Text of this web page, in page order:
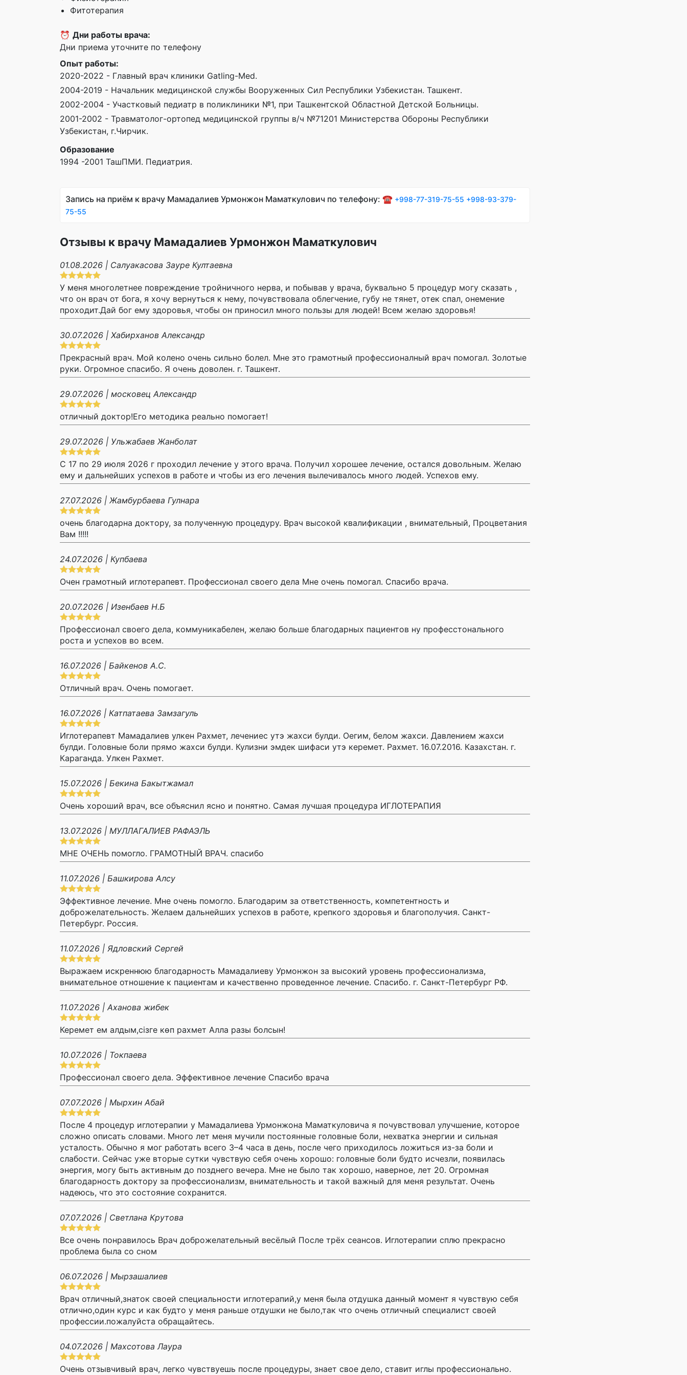
Фитотерапия
⏰ Дни работы врача:
Дни приема уточните по телефону
Опыт работы:
2020-2022 - Главный врач клиники Gatling-Med.
2004-2019 - Начальник медицинской службы Вооруженных Сил Республики Узбекистан. Ташкент.
2002-2004 - Участковый педиатр в поликлиники №1, при Ташкентской Областной Детской Больницы.
2001-2002 - Травматолог-ортопед медицинской группы в/ч №71201 Министерства Обороны Республики
Узбекистан, г.Чирчик.
Образование
1994 -2001 ТашПМИ. Педиатрия.
Запись на приём к врачу Мамадалиев Урмонжон Маматкулович по телефону: ☎️ +998-77-319-75-55 +998-93-379-
75-55
Отзывы к врачу Мамадалиев Урмонжон Маматкулович
01.08.2026 | Салуакасова Зауре Култаевна
У меня многолетнее повреждение тройничного нерва, и побывав у врача, буквально 5 процедур могу сказать ,
что он врач от бога, я хочу вернуться к нему, почувствовала облегчение, губу не тянет, отек спал, онемение
проходит.Дай бог ему здоровья, чтобы он приносил много пользы для людей! Всем желаю здоровья!
30.07.2026 | Хабирханов Александр
Прекрасный врач. Мой колено очень сильно болел. Мне это грамотный профессионалный врач помогал. Золотые
руки. Огромное спасибо. Я очень доволен. г. Ташкент.
29.07.2026 | московец Александр
отличный доктор!Его методика реально помогает!
29.07.2026 | Ульжабаев Жанболат
С 17 по 29 июля 2026 г проходил лечение у этого врача. Получил хорошее лечение, остался довольным. Желаю
ему и дальнейших успехов в работе и чтобы из его лечения вылечивалось много людей. Успехов ему.
27.07.2026 | Жамбурбаева Гулнара
очень благодарна доктору, за полученную процедуру. Врач высокой квалификации , внимательный, Процветания
Вам !!!!!
24.07.2026 | Купбаева
Очен грамотный иглотерапевт. Профессионал своего дела Мне очень помогал. Спасибо врача.
20.07.2026 | Изенбаев Н.Б
Профессионал своего дела, коммуникабелен, желаю больше благодарных пациентов ну професстонального
роста и успехов во всем.
16.07.2026 | Байкенов А.С.
Отличный врач. Очень помогает.
16.07.2026 | Катпатаева Замзагуль
Иглотерапевт Мамадалиев улкен Рахмет, лечениес утэ жахси булди. Оегим, белом жахси. Давлением жахси
булди. Головные боли прямо жахси булди. Кулизни эмдек шифаси утэ керемет. Рахмет. 16.07.2016. Казахстан. г.
Караганда. Улкен Рахмет.
15.07.2026 | Бекина Бакытжамал
Очень хороший врач, все объяснил ясно и понятно. Самая лучшая процедура ИГЛОТЕРАПИЯ
13.07.2026 | МУЛЛАГАЛИЕВ РАФАЭЛЬ
МНЕ ОЧЕНЬ помогло. ГРАМОТНЫЙ ВРАЧ. спасибо
11.07.2026 | Башкирова Алсу
Эффективное лечение. Мне очень помогло. Благодарим за ответственность, компетентность и
доброжелательность. Желаем дальнейших успехов в работе, крепкого здоровья и благополучия. Санкт-
Петербург. Россия.
11.07.2026 | Ядловский Сергей
Выражаем искреннюю благодарность Мамадалиеву Урмонжон за высокий уровень профессионализма,
внимательное отношение к пациентам и качественно проведенное лечение. Спасибо. г. Санкт-Петербург РФ.
11.07.2026 | Аханова жибек
Керемет ем алдым,сізге көп рахмет Алла разы болсын!
10.07.2026 | Токпаева
Профессионал своего дела. Эффективное лечение Спасибо врача
07.07.2026 | Мырхин Абай
После 4 процедур иглотерапии у Мамадалиева Урмонжона Маматкуловича я почувствовал улучшение, которое
сложно описать словами. Много лет меня мучили постоянные головные боли, нехватка энергии и сильная
усталость. Обычно я мог работать всего 3–4 часа в день, после чего приходилось ложиться из-за боли и
слабости. Сейчас уже вторые сутки чувствую себя очень хорошо: головные боли будто исчезли, появилась
энергия, могу быть активным до позднего вечера. Мне не было так хорошо, наверное, лет 20. Огромная
благодарность доктору за профессионализм, внимательность и такой важный для меня результат. Очень
надеюсь, что это состояние сохранится.
07.07.2026 | Светлана Крутова
Все очень понравилось Врач доброжелательный весёлый После трёх сеансов. Иглотерапии сплю прекрасно
проблема была со сном
06.07.2026 | Мырзашалиев
Врач отличный,знаток своей специальности иглотерапий,у меня была отдушка данный момент я чувствую себя
отлично,один курс и как будто у меня раньше отдушки не было,так что очень отличный специалист своей
профессии.пожалуйста обращайтесь.
04.07.2026 | Махсотова Лаура
Очень отзывчивый врач, легко чувствуешь после процедуры, знает свое дело, ставит иглы профессионально.